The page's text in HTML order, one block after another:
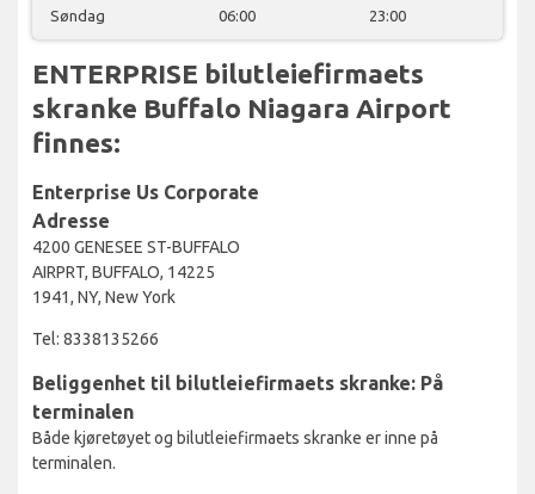
Søndag 06:00 23:00
ENTERPRISE bilutleiefirmaets
skranke Buffalo Niagara Airport
finnes:
Enterprise Us Corporate
Adresse
4200 GENESEE ST-BUFFALO
AIRPRT, BUFFALO, 14225
1941, NY, New York
Tel: 8338135266
Beliggenhet til bilutleiefirmaets skranke: På
terminalen
Både kjøretøyet og bilutleiefirmaets skranke er inne på
terminalen.